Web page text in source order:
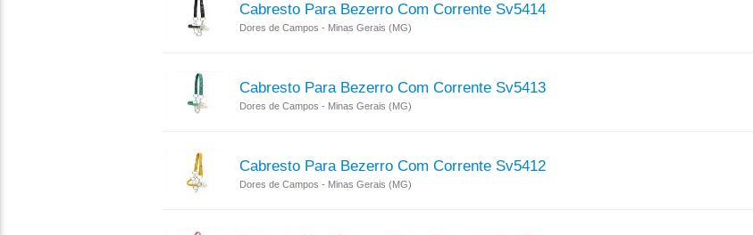
Cabresto Para Bezerro Com Corrente Sv5414
Dores de Campos - Minas Gerais (MG)
Cabresto Para Bezerro Com Corrente Sv5413
Dores de Campos - Minas Gerais (MG)
Cabresto Para Bezerro Com Corrente Sv5412
Dores de Campos - Minas Gerais (MG)